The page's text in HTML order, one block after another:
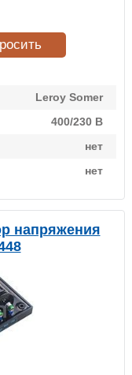
Leroy Somer
400/230 В
нет
нет
напряжения